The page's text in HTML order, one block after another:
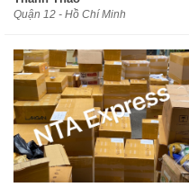
Quận 12 - Hồ Chí Minh